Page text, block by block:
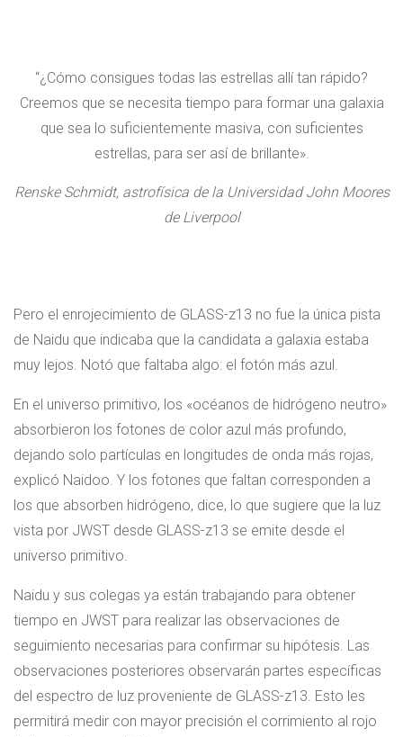
“¿Cómo consigues todas las estrellas allí tan rápido?
Creemos que se necesita tiempo para formar una galaxia
que sea lo suficientemente masiva, con suficientes
estrellas, para ser así de brillante».
Renske Schmidt, astrofísica de la Universidad John Moores
de Liverpool
Pero el enrojecimiento de GLASS-z13 no fue la única pista
de Naidu que indicaba que la candidata a galaxia estaba
muy lejos. Notó que faltaba algo: el fotón más azul.
En el universo primitivo, los «océanos de hidrógeno neutro»
absorbieron los fotones de color azul más profundo,
dejando solo partículas en longitudes de onda más rojas,
explicó Naidoo. Y los fotones que faltan corresponden a
los que absorben hidrógeno, dice, lo que sugiere que la luz
vista por JWST desde GLASS-z13 se emite desde el
universo primitivo.
Naidu y sus colegas ya están trabajando para obtener
tiempo en JWST para realizar las observaciones de
seguimiento necesarias para confirmar su hipótesis. Las
observaciones posteriores observarán partes específicas
del espectro de luz proveniente de GLASS-z13. Esto les
permitirá medir con mayor precisión el corrimiento al rojo